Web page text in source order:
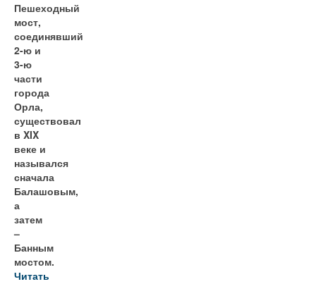
Пешеходный
мост,
соединявший
2-ю и
3-ю
части
города
Орла,
существовал
в XIX
веке и
назывался
сначала
Балашовым,
а
затем
–
Банным
мостом.
Читать